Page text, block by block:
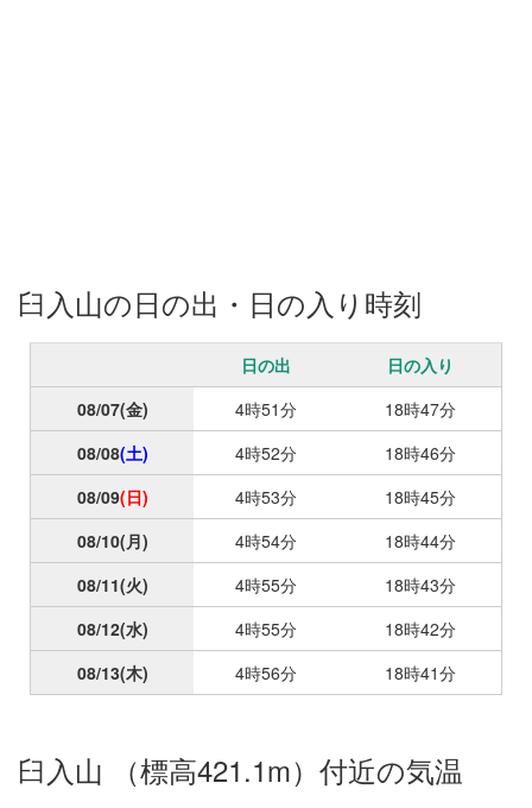
臼入山の日の出・日の入り時刻
日の出
日の入り
08/07(金) 4時51分
18時47分
08/08(土) 4時52分
18時46分
08/09(日) 4時53分
18時45分
08/10(月) 4時54分
18時44分
08/11(火) 4時55分
18時43分
08/12(水) 4時55分
18時42分
08/13(木) 4時56分 18時41分
臼入山 （標高421.1m）付近の気温